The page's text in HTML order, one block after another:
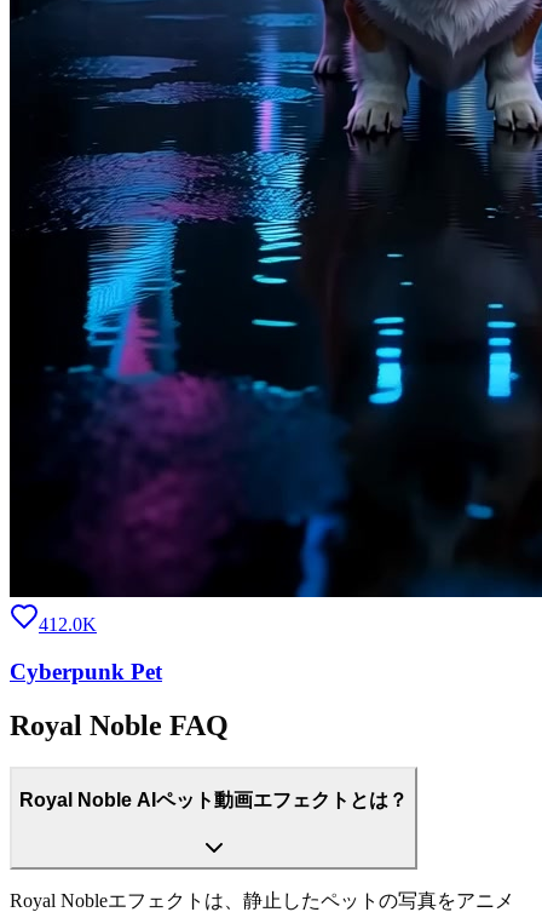
412.0K
Cyberpunk Pet
Royal Noble FAQ
Royal Noble AIペット動画エフェクトとは？
Royal Nobleエフェクトは、静止したペットの写真をアニメ